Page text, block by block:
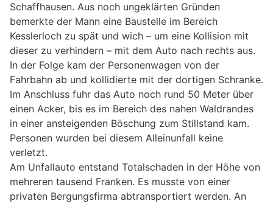
Schaffhausen. Aus noch ungeklärten Gründen
bemerkte der Mann eine Baustelle im Bereich
Kesslerloch zu spät und wich – um eine Kollision mit
dieser zu verhindern – mit dem Auto nach rechts aus.
In der Folge kam der Personenwagen von der
Fahrbahn ab und kollidierte mit der dortigen Schranke.
Im Anschluss fuhr das Auto noch rund 50 Meter über
einen Acker, bis es im Bereich des nahen Waldrandes
in einer ansteigenden Böschung zum Stillstand kam.
Personen wurden bei diesem Alleinunfall keine
verletzt.
Am Unfallauto entstand Totalschaden in der Höhe von
mehreren tausend Franken. Es musste von einer
privaten Bergungsfirma abtransportiert werden. An